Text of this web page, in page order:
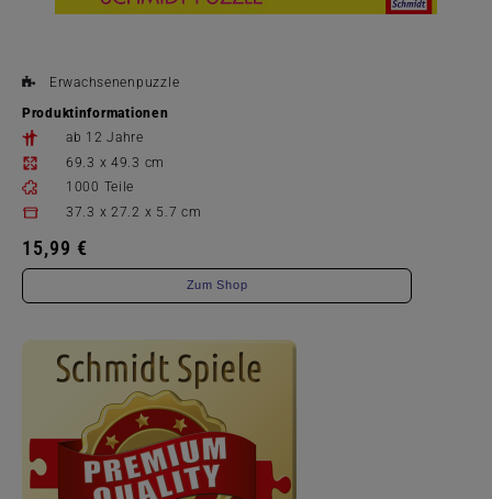
Erwachsenenpuzzle
Produktinformationen
ab 12 Jahre
69.3 x 49.3 cm
1000 Teile
37.3 x 27.2 x 5.7 cm
15,99 €
Zum Shop